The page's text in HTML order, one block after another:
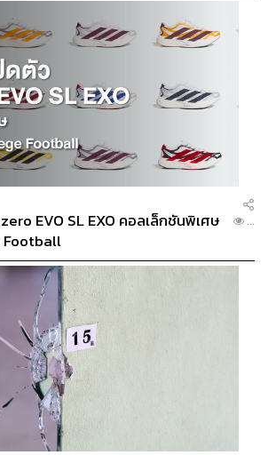
EVO SL EXO คอลเล็กชันพิเศษ
Football
...